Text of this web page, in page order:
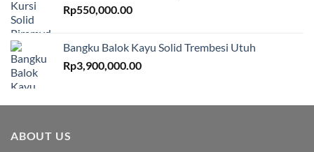
Rp550,000.00
Bangku Balok Kayu Solid Trembesi Utuh
Rp3,900,000.00
ABOUT US